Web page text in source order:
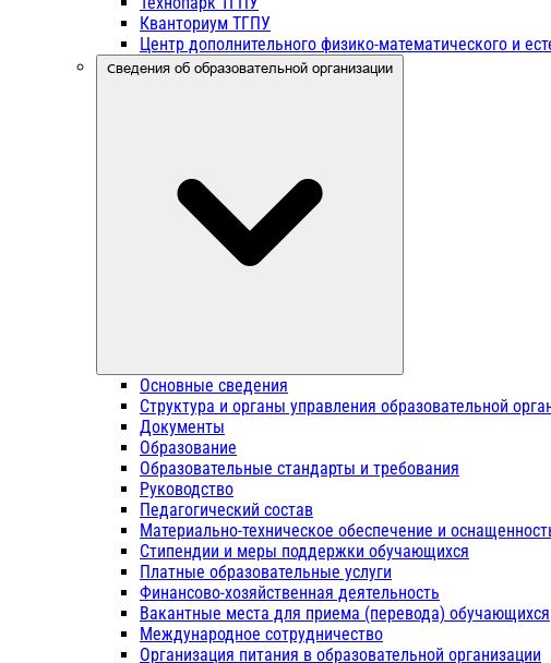
Кванториум ТГПУ
Центр дополнительного физико-математического и
Сведения об образовательной организации
Основные сведения
Структура и органы управления образовательной
Документы
Образование
Образовательные стандарты и требования
Руководство
Педагогический состав
Материально-техническое обеспечение и
Стипендии и меры поддержки обучающихся
Платные образовательные услуги
Финансово-хозяйственная деятельность
Вакантные места для приема (перевода) обучающихся
Международное сотрудничество
Организация питания в образовательной организации